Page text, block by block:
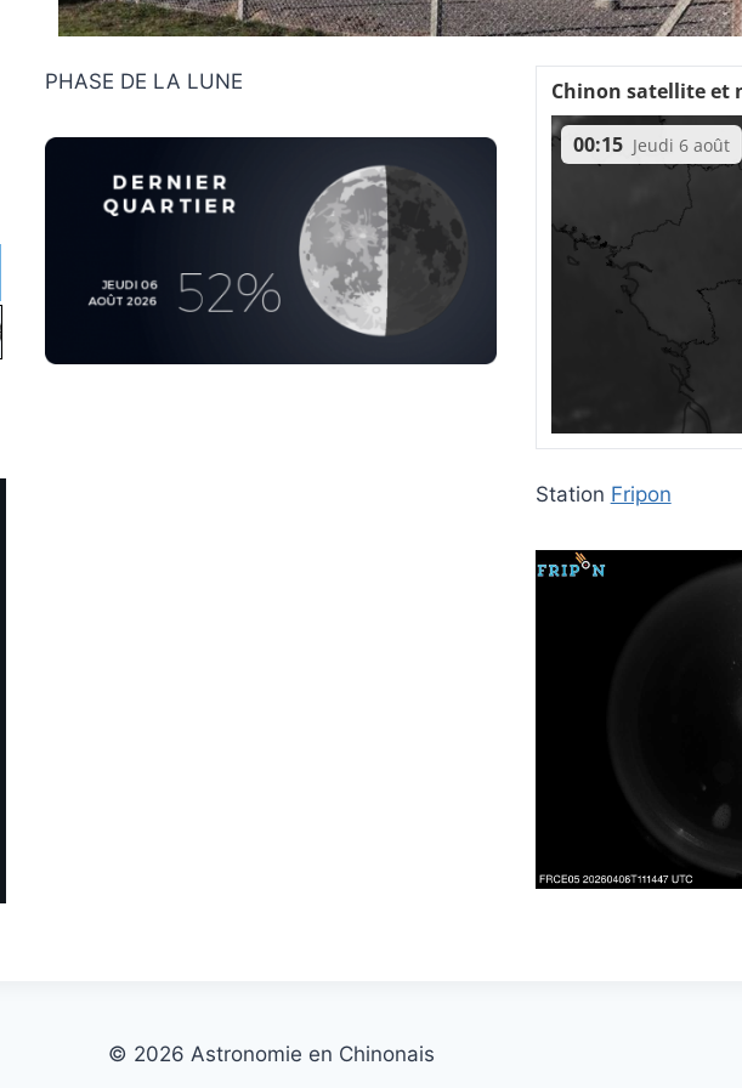
PHASE DE LA LUNE
Station Fripon
© 2026 Astronomie en Chinonais